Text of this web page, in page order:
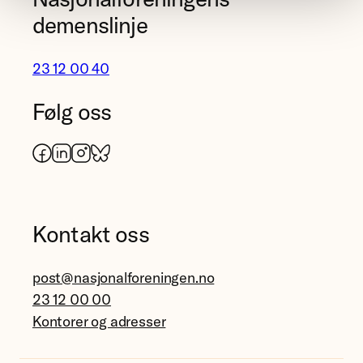
demenslinje
23 12 00 40
Følg oss
Facebook
LinkedIn
Instagram
Bluesky
Kontakt oss
post@nasjonalforeningen.no
23 12 00 00
Kontorer og adresser